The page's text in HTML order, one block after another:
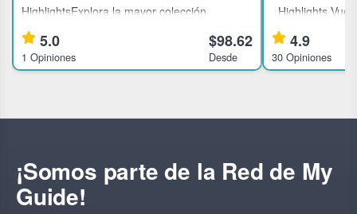
HighlightsExplora la mayor colección
antropológica de MéxicoAdéntrate en la
antigua cosmovisión
prehispánicaFamiliarízate con civilizaciones
5.0
1 Opiniones
$98.62
Desde
el Cablebus Pedalea por la cuarta sección
salvaje del bosque
centro histórico
4.9
30 Opiniones
¡Somos parte de la Red de My
Guide!